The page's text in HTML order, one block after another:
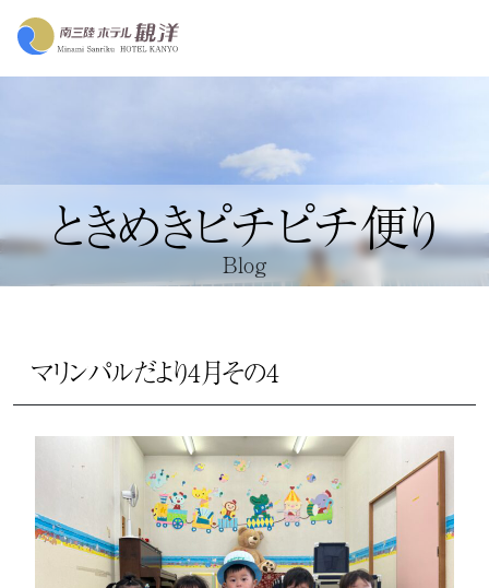
ときめきピチピチ便り
Blog
マリンパルだより4月その4